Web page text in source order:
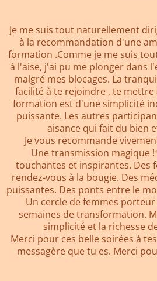
Je me suis tout naturellement
à la recommandation d'une
formation .Comme je me suis
à l'aise, j'ai pu me plonger dans
malgré mes blocages. La
facilité à te rejoindre , te mettre
formation est d'une simplicité
puissante. Les autres
aisance qui fait du bien
Je vous recommande
Une transmission magique
touchantes et inspirantes. Des
rendez-vous à la bougie. Des
puissantes. Des ponts entre le
Un cercle de femmes
semaines de transformation.
simplicité et la richesse
Merci pour ces belle soirées à
messagère que tu es. Merci